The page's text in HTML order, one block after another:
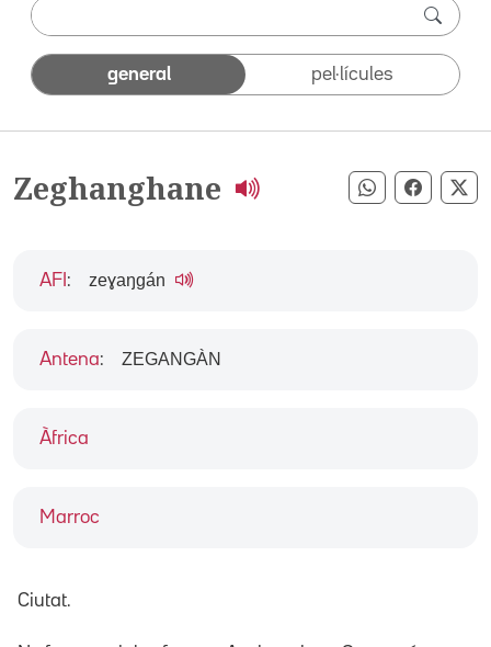
general pel·lícules
Zeghanghane Compartir
Àfrica
Marroc
AFI : zeɣaŋgán
Antena: ZEGANGÀN
Ciutat.